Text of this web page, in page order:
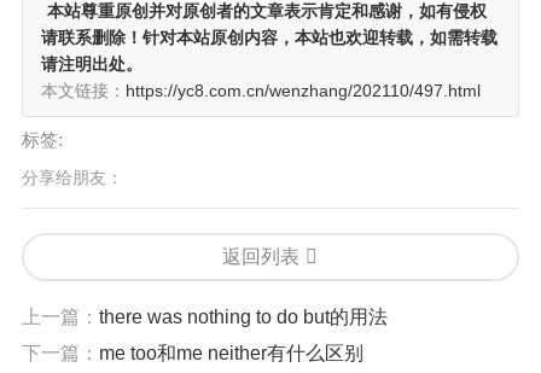
本站尊重原创并对原创者的文章表示肯定和感谢，如有侵权
请联系删除！针对本站原创内容，本站也欢迎转载，如需转载
请注明出处。
本文链接： https://yc8.com.cn/wenzhang/202110/497.html
标签:
分享给朋友：
返回列表
上一篇： there was nothing to do but的用法
下一篇： me too和me neither有什么区别